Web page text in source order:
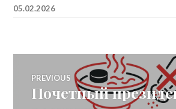
05.02.2026
Post
PREVIOUS
Previous
Почетный